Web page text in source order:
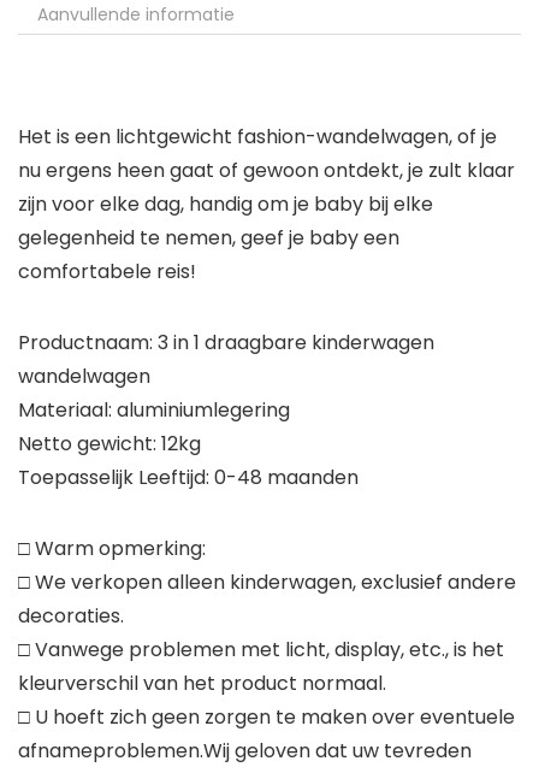
Aanvullende informatie
Het is een lichtgewicht fashion-wandelwagen, of je
nu ergens heen gaat of gewoon ontdekt, je zult klaar
zijn voor elke dag, handig om je baby bij elke
gelegenheid te nemen, geef je baby een
comfortabele reis!
Productnaam: 3 in 1 draagbare kinderwagen
wandelwagen
Materiaal: aluminiumlegering
Netto gewicht: 12kg
Toepasselijk Leeftijd: 0-48 maanden
□ Warm opmerking:
□ We verkopen alleen kinderwagen, exclusief andere
decoraties.
□ Vanwege problemen met licht, display, etc., is het
kleurverschil van het product normaal.
□ U hoeft zich geen zorgen te maken over eventuele
afnameproblemen.Wij geloven dat uw tevreden